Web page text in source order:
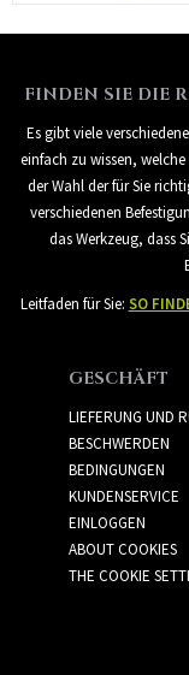
FINDEN SIE DIE
Es gibt viele
einfach zu wissen,
der Wahl der für Sie
verschiedenen
das Werkzeug, dass
Leitfaden für Sie: SO
GESCHÄFT
LIEFERUNG UND
BESCHWERDEN
BEDINGUNGEN
KUNDENSERVICE
EINLOGGEN
ABOUT COOKIES
THE COOKIE